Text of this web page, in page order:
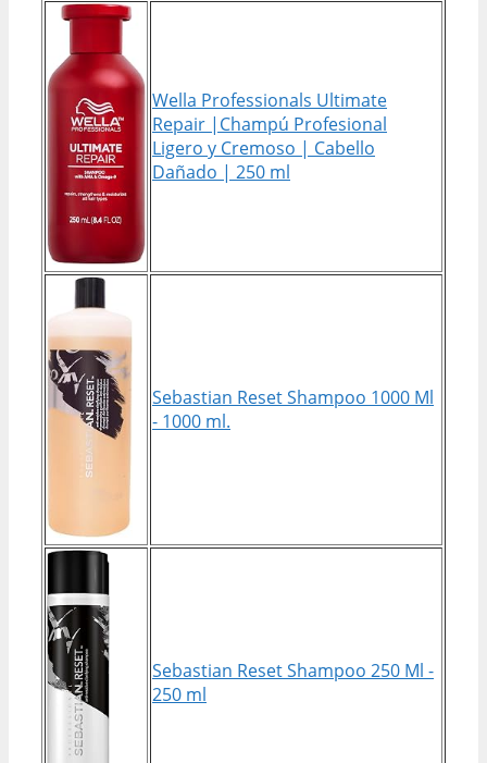
Wella Professionals Ultimate
Repair |Champú Profesional
Ligero y Cremoso | Cabello
Dañado | 250 ml
Sebastian Reset Shampoo 1000 Ml
- 1000 ml.
Sebastian Reset Shampoo 250 Ml -
250 ml